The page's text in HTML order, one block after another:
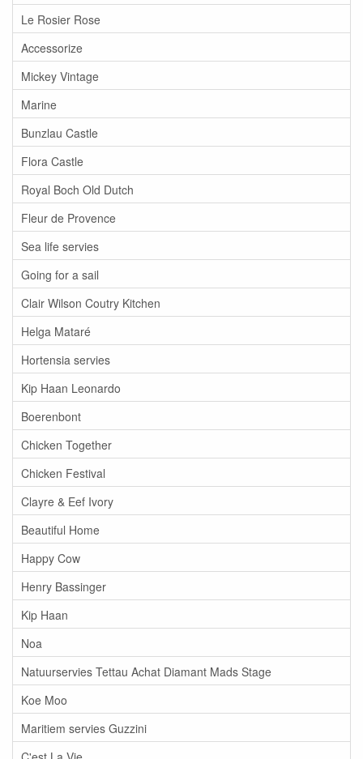
Le Rosier Rose
Accessorize
Mickey Vintage
Marine
Bunzlau Castle
Flora Castle
Royal Boch Old Dutch
Fleur de Provence
Sea life servies
Going for a sail
Clair Wilson Coutry Kitchen
Helga Mataré
Hortensia servies
Kip Haan Leonardo
Boerenbont
Chicken Together
Chicken Festival
Clayre & Eef Ivory
Beautiful Home
Happy Cow
Henry Bassinger
Kip Haan
Noa
Natuurservies Tettau Achat Diamant Mads Stage
Koe Moo
Maritiem servies Guzzini